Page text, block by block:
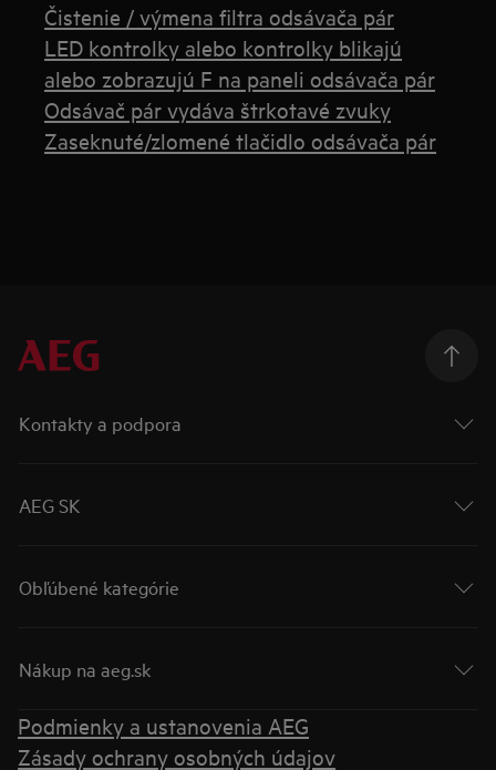
Čistenie / výmena filtra odsávača pár
LED kontrolky alebo kontrolky blikajú
alebo zobrazujú F na paneli odsávača pár
Odsávač pár vydáva štrkotavé zvuky
Zaseknuté/zlomené tlačidlo odsávača pár
Kontakty a podpora
AEG SK
Obľúbené kategórie
Nákup na aeg.sk
Podmienky a ustanovenia AEG
Zásady ochrany osobných údajov